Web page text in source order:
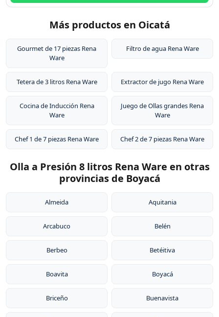
Más productos en Oicatá
Gourmet de 17 piezas Rena
Ware
Filtro de agua Rena Ware
Tetera de 3 litros Rena Ware Extractor de jugo Rena Ware
Cocina de Inducción Rena
Ware
Juego de Ollas grandes Rena
Ware
Chef 1 de 7 piezas Rena Ware Chef 2 de 7 piezas Rena Ware
Olla a Presión 8 litros Rena Ware en otras
provincias de Boyacá
Almeida Aquitania
Arcabuco Belén
Berbeo Betéitiva
Boavita Boyacá
Briceño Buenavista